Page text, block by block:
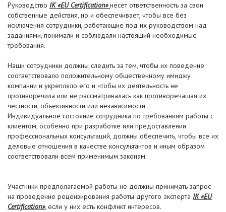
Руководство IK «EU Certification»несет ответственность за свои
собственные действия, но и обеспечивает, чтобы все без
исключения сотрудники, работающие под их руководством над
заданиями, понимали и соблюдали настоящий необходимые
требования.
Наши сотрудники должны следить за тем, чтобы их поведение
соответствовало положительному общественному имиджу
компании и укрепляло его и чтобы их деятельность не
противоречила или не рассматривалась как противоречащая их
честности, объективности или независимости.
Индивидуальное состояние сотрудника по требованиям работы с
клиентом, особенно при разработке или предоставлении
профессиональных консультаций, должны обеспечить, чтобы все их
деловые отношения в качестве консультантов и иным образом
соответствовали всем применимым законам.
Участники предполагаемой работы не должны принимать запрос
на проведение рецензирования работы другого эксперта IK «EU
Certification», если у них есть конфликт интересов.